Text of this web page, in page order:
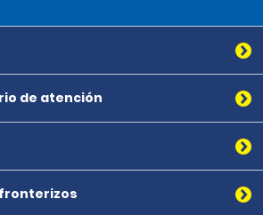
de atención